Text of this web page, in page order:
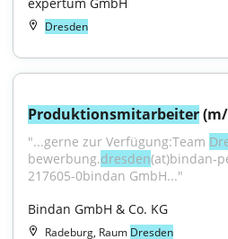
Dresden
Produktionsmitarbeiter
"...gerne zur Verfügung:Team
bewerbung.dresden(at)bindan-
217605-0bindan GmbH..."
Bindan GmbH & Co. KG
Radeburg, Raum Dresden